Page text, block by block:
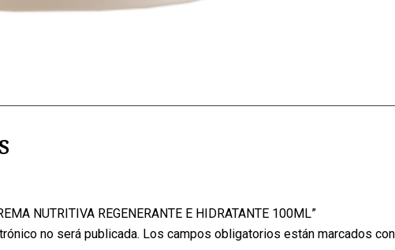
NUTRITIVA REGENERANTE E HIDRATANTE 100ML”
no será publicada. Los campos obligatorios están marcados con